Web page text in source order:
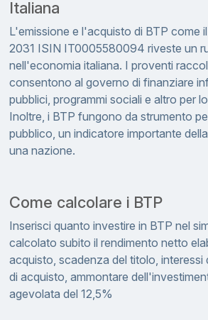
Italiana
L'emissione e l'acquisto di BTP come
2031 ISIN IT0005580094 riveste un
nell'economia italiana. I proventi
consentono al governo di finanziare
pubblici, programmi sociali e altro per
Inoltre, i BTP fungono da strumento
pubblico, un indicatore importante
una nazione.
Come calcolare i BTP
Inserisci quanto investire in BTP nel
calcolato subito il rendimento netto
acquisto, scadenza del titolo, interessi
di acquisto, ammontare
agevolata del 12,5%